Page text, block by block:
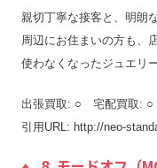
親切丁寧な接客と、明朗
周辺にお住まいの方も、
使わなくなったジュエリ
出張買取: ○ 宅配買取:
引用URL: http://neo-